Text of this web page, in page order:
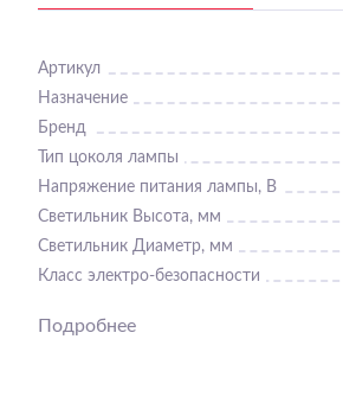
Артикул
Назначение
Бренд
Тип цоколя лампы
Напряжение питания лампы, В
Светильник Высота, мм
Светильник Диаметр, мм
Класс электро-безопасности
Пульт
Подробнее